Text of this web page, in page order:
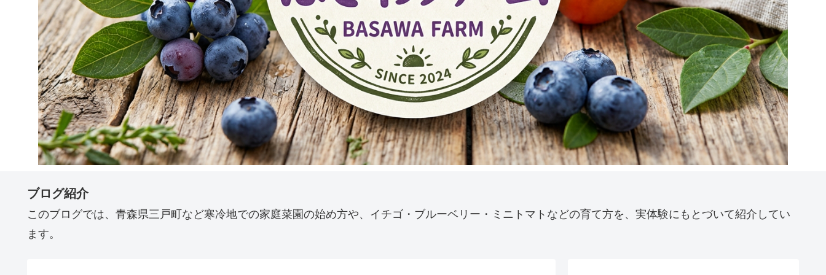
ブログ紹介
このブログでは、青森県三戸町など寒冷地での家庭菜園の始め方や、イチゴ・ブルーベリー・ミニトマトなどの育て方を、実体験にもとづいて紹介してい
ます。